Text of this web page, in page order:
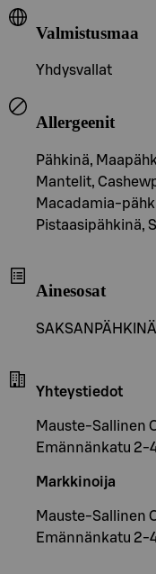
Valmistusmaa
Yhdysvallat
Allergeenit
Pähkinä,
Mantelit,
Macadamia-
Pistaasipähkinä,
Ainesosat
SAKSANPÄHKINÄ
Yhteystiedot
Mauste-Sallinen
Emännänkatu 2-
Markkinoija
Mauste-Sallinen
Emännänkatu 2-